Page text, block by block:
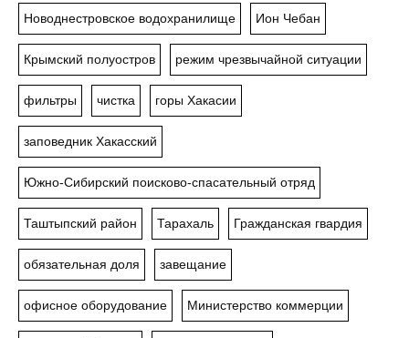
Новоднестровское водохранилище Ион Чебан
Крымский полуостров режим чрезвычайной ситуации
фильтры чистка горы Хакасии
заповедник Хакасский
Южно-Сибирский поисково-спасательный отряд
Таштыпский район Тарахаль Гражданская гвардия
обязательная доля завещание
офисное оборудование Министерство коммерции